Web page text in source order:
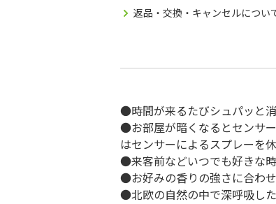
返品・交換・キャンセルについ
●時間が来るたびシュパッと
●お部屋が暗くなるとセンサ
はセンサーによるスプレーを休
●来客前などいつでも好きな
●お好みの香りの強さに合わ
●北欧の自然の中で深呼吸し